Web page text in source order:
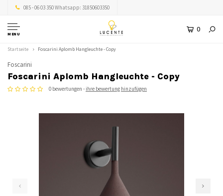
085 - 06 03 350 Whatsapp: 31850603350
MENU
0
Startseite Foscarini Aplomb Hangleuchte - Copy
Foscarini
Foscarini Aplomb Hangleuchte - Copy
0 bewertungen - ihre bewertung hinzufügen